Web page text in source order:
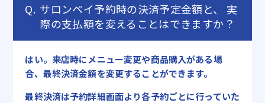
サロンペイ予約時の決済予定金額と、
実
際の支払額を変えることはできますか？
はい。来店時にメニュー変更や商品購入がある場
合、最終決済金額を変更することができます。
最終決済は予約詳細画面より各予約ごとに行っていた